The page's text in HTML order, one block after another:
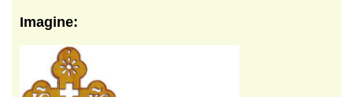
Imagine: